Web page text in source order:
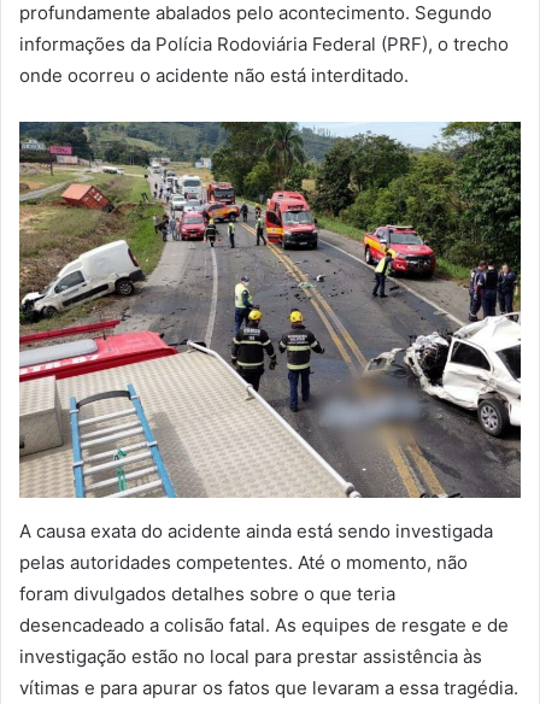
profundamente abalados pelo acontecimento. Segundo
informações da Polícia Rodoviária Federal (PRF), o trecho
onde ocorreu o acidente não está interditado.
A causa exata do acidente ainda está sendo investigada
pelas autoridades competentes. Até o momento, não
foram divulgados detalhes sobre o que teria
desencadeado a colisão fatal. As equipes de resgate e de
investigação estão no local para prestar assistência às
vítimas e para apurar os fatos que levaram a essa tragédia.